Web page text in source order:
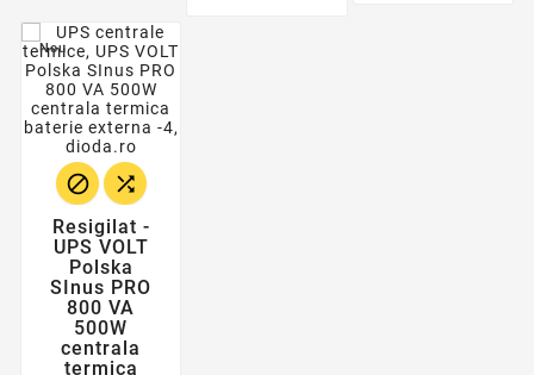
Nou
 
Resigilat -
UPS VOLT
Polska
SInus PRO
800 VA
500W
centrala
termica